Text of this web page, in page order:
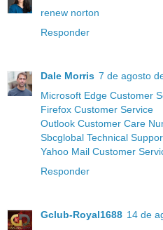
renew norton
Responder
Dale Morris 7 de agosto
Microsoft Edge Customer
Firefox Customer Service
Outlook Customer Care
Sbcglobal Technical
Yahoo Mail Customer
Responder
Gclub-Royal1688 14 de